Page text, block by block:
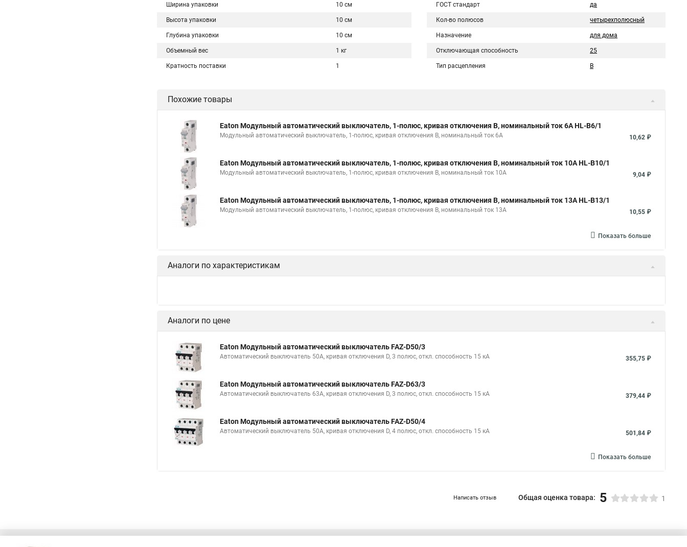
Ширина упаковки 10 см
Высота упаковки 10 см
Глубина упаковки 10 см
Объемный вес 1 кг
Кратность поставки 1
ГОСТ стандарт да
Кол-во полюсов четырехполюсный
Назначение для дома
Отключающая способность 25
Тип расцепления B
Похожие товары
Eaton Модульный автоматический выключатель, 1-полюс, кривая отключения B, номинальный ток 6А HL-B6/1
Модульный автоматический выключатель, 1-полюс, кривая отключения B, номинальный ток 6А 10,62 ₽
Eaton Модульный автоматический выключатель, 1-полюс, кривая отключения B, номинальный ток 10А HL-B10/1
Модульный автоматический выключатель, 1-полюс, кривая отключения B, номинальный ток 10А 9,04 ₽
Eaton Модульный автоматический выключатель, 1-полюс, кривая отключения B, номинальный ток 13А HL-B13/1
Модульный автоматический выключатель, 1-полюс, кривая отключения B, номинальный ток 13А 10,55 ₽
Показать больше
Аналоги по характеристикам
Аналоги по цене
Eaton Модульный автоматический выключатель FAZ-D50/3
Автоматический выключатель 50А, кривая отключения D, 3 полюс, откл. способность 15 кА 355,75 ₽
Eaton Модульный автоматический выключатель FAZ-D63/3
Автоматический выключатель 63А, кривая отключения D, 3 полюс, откл. способность 15 кА 379,44 ₽
Eaton Модульный автоматический выключатель FAZ-D50/4
Автоматический выключатель 50А, кривая отключения D, 4 полюс, откл. способность 15 кА 501,84 ₽
Показать больше
Написать отзыв Общая оценка товара: 5 1